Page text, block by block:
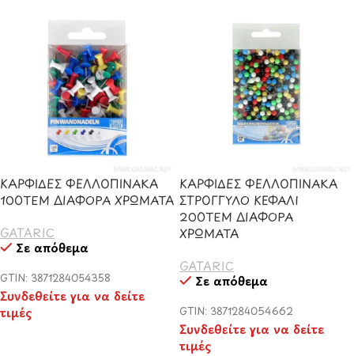
ΚΑΡΦΙΔΕΣ ΦΕΛΛΟΠΙΝΑΚΑ
100ΤΕΜ ΔΙΑΦΟΡΑ ΧΡΩΜΑΤΑ
GATARIC
Σε απόθεμα
GTIN: 3871284054358
Συνδεθείτε για να δείτε
τιμές
ΚΑΡΦΙΔΕΣ ΦΕΛΛΟΠΙΝΑΚΑ
ΣΤΡΟΓΓΥΛΟ ΚΕΦΑΛΙ
200ΤΕΜ ΔΙΑΦΟΡΑ
ΧΡΩΜΑΤΑ
GATARIC
Σε απόθεμα
GTIN: 3871284054662
Συνδεθείτε για να δείτε
τιμές